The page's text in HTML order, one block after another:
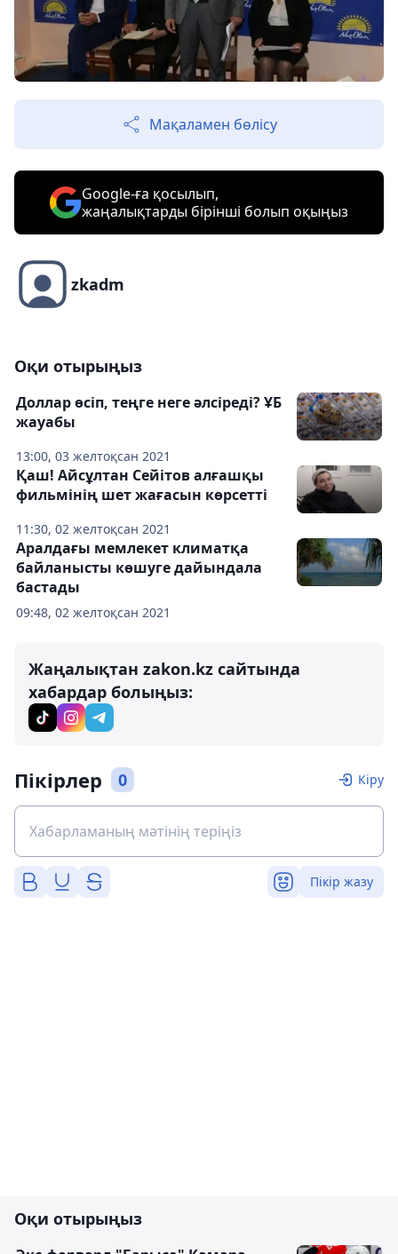
Мақаламен бөлісу
Google-ға қосылып,
жаңалықтарды бірінші болып оқыңыз
zkadm
Оқи отырыңыз
13:00, 03 желтоқсан 2021
Доллар өсіп, теңге неге әлсіреді? ҰБ
жауабы
11:30, 02 желтоқсан 2021
Қаш! Айсұлтан Сейітов алғашқы
фильмінің шет жағасын көрсетті
09:48, 02 желтоқсан 2021
Аралдағы мемлекет климатқа
байланысты көшуге дайындала
бастады
Жаңалықтан zakon.kz сайтында
хабардар болыңыз:
Пікірлер 0 Кіру
Пікір жазу
Оқи отырыңыз